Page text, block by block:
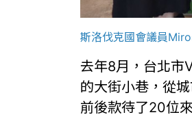
斯洛伐克國會議員
去年8月，台北市
的大街小巷，從
前後款待了20位